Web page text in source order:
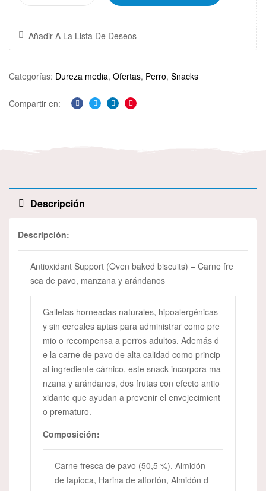
Añadir A La Lista De Deseos
Categorías: Dureza media, Ofertas, Perro, Snacks
Compartir en:
Facebook
TwitterLinkedinPinterest
Descripción
Descripción:
Antioxidant Support (Oven baked biscuits) – Carne fre
sca de pavo, manzana y arándanos
Galletas horneadas naturales, hipoalergénicas
y sin cereales aptas para administrar como pre
mio o recompensa a perros adultos. Además d
e la carne de pavo de alta calidad como princip
al ingrediente cárnico, este snack incorpora ma
nzana y arándanos, dos frutas con efecto antio
xidante que ayudan a prevenir el envejecimient
o prematuro.
Composición:
Carne fresca de pavo (50,5 %), Almidón
de tapioca, Harina de alforfón, Almidón d